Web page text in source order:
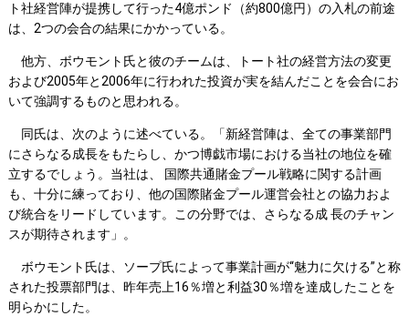
ト社経営陣が提携して行った4億ポンド（約800億円）の入札の前途
は、2つの会合の結果にかかっている。
他方、ボウモント氏と彼のチームは、トート社の経営方法の変更
および2005年と2006年に行われた投資が実を結んだことを会合にお
いて強調するものと思われる。
同氏は、次のように述べている。「新経営陣は、全ての事業部門
にさらなる成長をもたらし、かつ博戯市場における当社の地位を確
立するでしょう。当社は、 国際共通賭金プール戦略に関する計画
も、十分に練っており、他の国際賭金プール運営会社との協力およ
び統合をリードしています。この分野では、さらなる成 長のチャン
スが期待されます」。
ボウモント氏は、ソープ氏によって事業計画が“魅力に欠ける”と称
された投票部門は、昨年売上16％増と利益30％増を達成したことを
明らかにした。